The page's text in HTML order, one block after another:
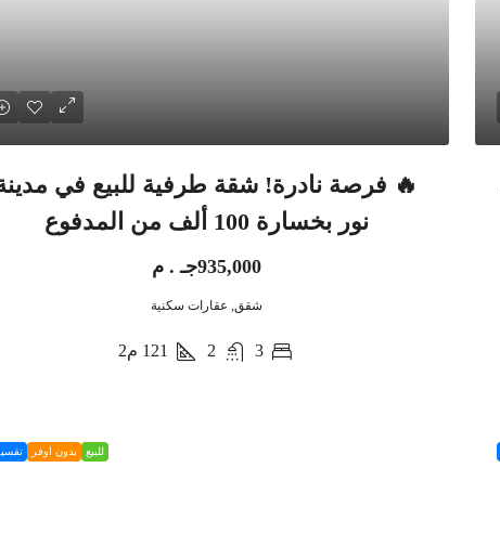
🔥 فرصة نادرة! شقة طرفية للبيع في
نور بخسارة 100 ألف من المدفوع
935,000جـ . م
شقق, عقارات سكنية
3
2
121 م2
للبيع بدون اوفر